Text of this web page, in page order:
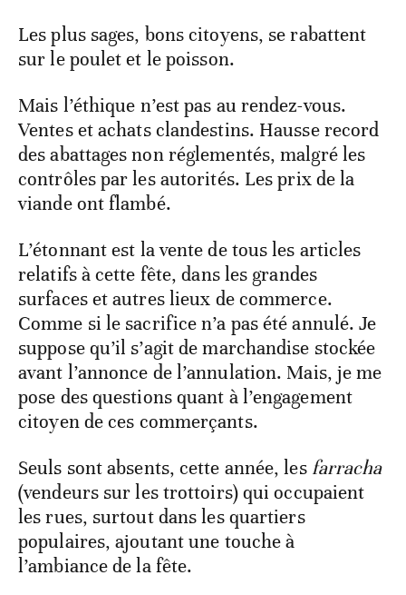
Les plus sages, bons citoyens, se rabattent
sur le poulet et le poisson.
Mais l’éthique n’est pas au rendez-vous.
Ventes et achats clandestins. Hausse record
des abattages non réglementés, malgré les
contrôles par les autorités. Les prix de la
viande ont flambé.
L’étonnant est la vente de tous les articles
relatifs à cette fête, dans les grandes
surfaces et autres lieux de commerce.
Comme si le sacrifice n’a pas été annulé. Je
suppose qu’il s’agit de marchandise stockée
avant l’annonce de l’annulation. Mais, je me
pose des questions quant à l’engagement
citoyen de ces commerçants.
Seuls sont absents, cette année, les farracha
(vendeurs sur les trottoirs) qui occupaient
les rues, surtout dans les quartiers
populaires, ajoutant une touche à
l’ambiance de la fête.